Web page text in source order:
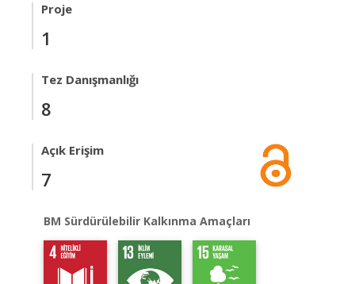
Proje
1
Tez Danışmanlığı
8
Açık Erişim
7
BM Sürdürülebilir Kalkınma Amaçları